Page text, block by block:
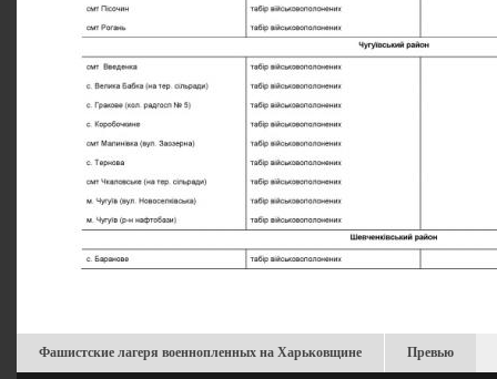
Фашистские лагеря военнопленных на Харьковщине Превью